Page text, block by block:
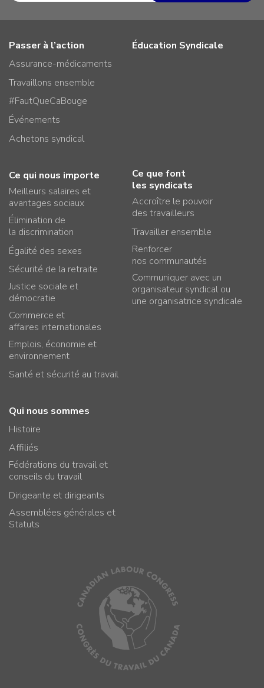
Passer à l’action
Assurance-médicaments
Travaillons ensemble
#FautQueCaBouge
Événements
Achetons syndical
Éducation Syndicale
Ce qui nous importe
Meilleurs salaires et
avantages sociaux
Élimination de
la discrimination
Égalité des sexes
Sécurité de la retraite
Justice sociale et
démocratie
Commerce et
affaires internationales
Emplois, économie et
environnement
Santé et sécurité au travail
Ce que font
les syndicats
Accroître le pouvoir
des travailleurs
Travailler ensemble
Renforcer
nos communautés
Communiquer avec un
organisateur syndical ou
une organisatrice syndicale
Qui nous sommes
Histoire
Affiliés
Fédérations du travail et
conseils du travail
Dirigeante et dirigeants
Assemblées générales et
Statuts